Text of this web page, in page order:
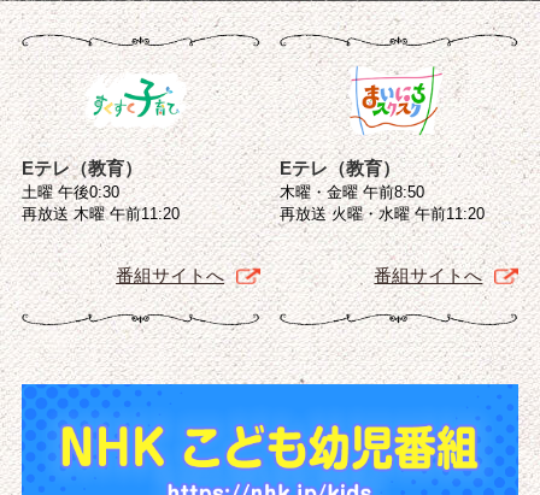
Eテレ（教育）
土曜 午後0:30
再放送 木曜 午前11:20
番組サイトへ
Eテレ（教育）
木曜・金曜 午前8:50
再放送 火曜・水曜 午前11:20
番組サイトへ